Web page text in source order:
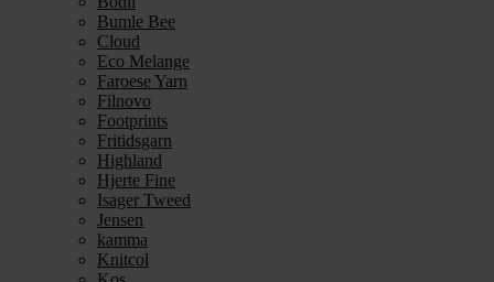
Bumle Bee
Cloud
Eco Melange
Faroese Yarn
Filnovo
Footprints
Fritidsgarn
Highland
Hjerte Fine
Isager Tweed
Jensen
kamma
Knitcol